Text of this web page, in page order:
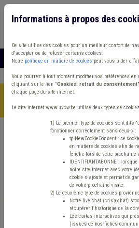
Accueil >Aînés> Actualité
barème de la personne
SAFA -
1,5 euro du
la personne
Informations à propos des
Ce site utilise des cookies pour un meilleur confort de
d'accepter ou de refuser certains cookies.
Notre politique en matière de cookies peut vous aider à
Vous pourrez à tout moment modifier vos préférences en
cliquant sur le lien "Cookies: retrait du consentement
chaque page du site internet.
Le site internet www.uvcw.be utilise deux types de
1) Le premier type de cookies sont dits
fonctionner correctement sans ceux-ci:
tplNewCookieConsent : ce
en matière de cookies afin de
fenêtre lors de votre prochaine
IDENTIFIANTABONNE :
notre site internet avec votre
cookie s'ajoute et permet de
de votre prochaine visite.
2) Le deuxième type de cookies
Notre live chat (crisp.chat)
récupérer l'historique de la
Les cartes interactives qui
(issues de nos fiches